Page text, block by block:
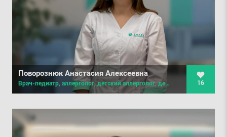
16
Поворознюк Анастасия Алексеевна
Врач-педиатр, аллерголог, детский аллерголог, детский дерматовенеролог